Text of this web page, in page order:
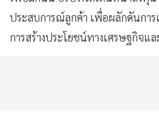
ประสบการณ์ลูกค้า เพื่อผลักดันการ
การสร้างประโยชน์ทางเศรษฐกิจแ